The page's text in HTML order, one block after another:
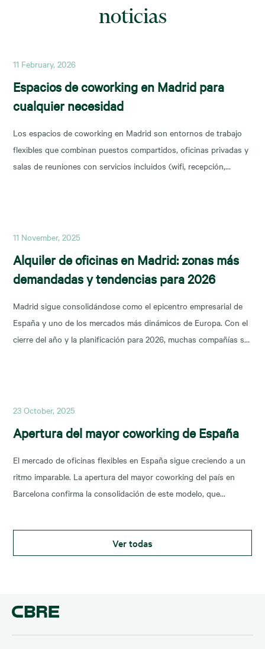
noticias
11 February, 2026
Espacios de coworking en Madrid para
cualquier necesidad
Los espacios de coworking en Madrid son entornos de trabajo
flexibles que combinan puestos compartidos, oficinas privadas y
salas de reuniones con servicios incluidos (wifi, recepción,
11 November, 2025
Alquiler de oficinas en Madrid: zonas más
demandadas y tendencias para 2026
Madrid sigue consolidándose como el epicentro empresarial de
España y uno de los mercados más dinámicos de Europa. Con el
cierre del año y la planificación para 2026, muchas compañías se
23 October, 2025
Apertura del mayor coworking de España
El mercado de oficinas flexibles en España sigue creciendo a un
ritmo imparable. La apertura del mayor coworking del país en
Barcelona confirma la consolidación de este modelo, que
clave en esta operación, aportando su experiencia para
Ver todas